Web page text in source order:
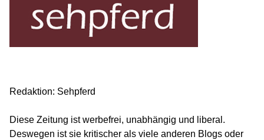
Redaktion: Sehpferd
Diese Zeitung ist werbefrei, unabhängig und liberal.
Deswegen ist sie kritischer als viele anderen Blogs oder